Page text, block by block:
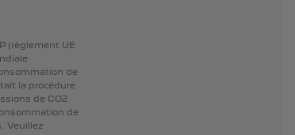
(règlement UE
de
la procédure
de CO2
de
Veuillez